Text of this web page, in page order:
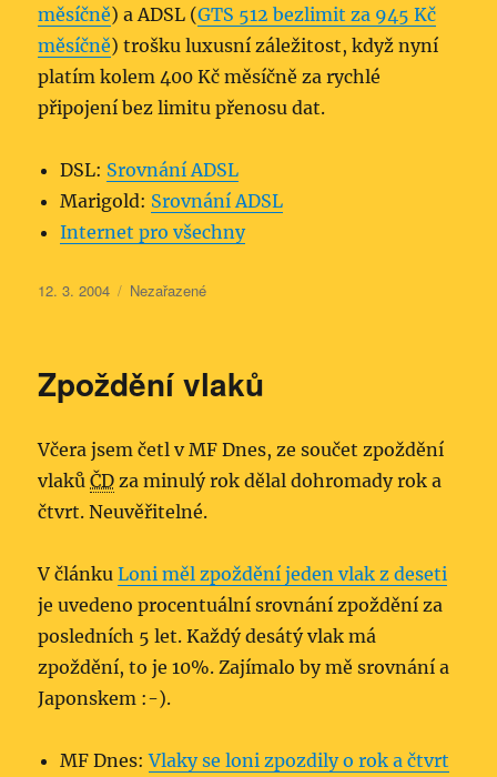
měsíčně) a ADSL (GTS 512 bezlimit za 945 Kč
měsíčně) trošku luxusní záležitost, když nyní
platím kolem 400 Kč měsíčně za rychlé
připojení bez limitu přenosu dat.
DSL: Srovnání ADSL
Marigold: Srovnání ADSL
Internet pro všechny
Publikováno:
12. 3. 2004 Rubriky:
Nezařazené
Zpoždění vlaků
Včera jsem četl v MF Dnes, ze součet zpoždění
vlakůČD za minulý rok dělal dohromady rok a
čtvrt. Neuvěřitelné.
V článkuLoni měl zpoždění jeden vlak z deseti
je uvedeno procentuální srovnání zpoždění za
posledních 5 let. Každý desátý vlak má
zpoždění, to je 10%. Zajímalo by mě srovnání a
Japonskem :-).
MF Dnes:Vlaky se loni zpozdily o rok a čtvrt